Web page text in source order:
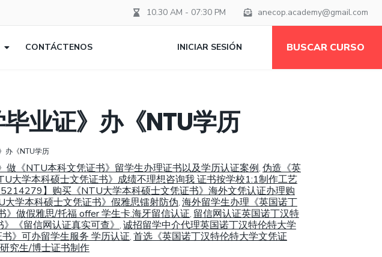
10.30 AM - 07:30 PM anecop.academy@gmail.com
CONTÁCTENOS INICIAR SESIÓN BUSCAR CURSO
业证》办《NTU学历
办《NTU学历
《NTU本科文凭证书》留学生办理证书以及学历认证案例, 伪造《英
学本科硕士文凭证书》成绩不理想咨询我 证书按学校1:1制作工艺
】购买《NTU大学本科硕士文凭证书》海外文凭认证办理购
学本科硕士文凭证书》假雅思镭射防伪, 海外留学生办理《英国诺丁
做假雅思/托福 offer 学生卡.海牙留信认证, 留信网认证英国诺丁汉特
《留信网认证真实可查》
, 诚招留学中介代理英国诺丁汉特伦特大学
》可办留学生服务 学历认证, 首选《英国诺丁汉特伦特大学文凭证
究生/博士证书制作